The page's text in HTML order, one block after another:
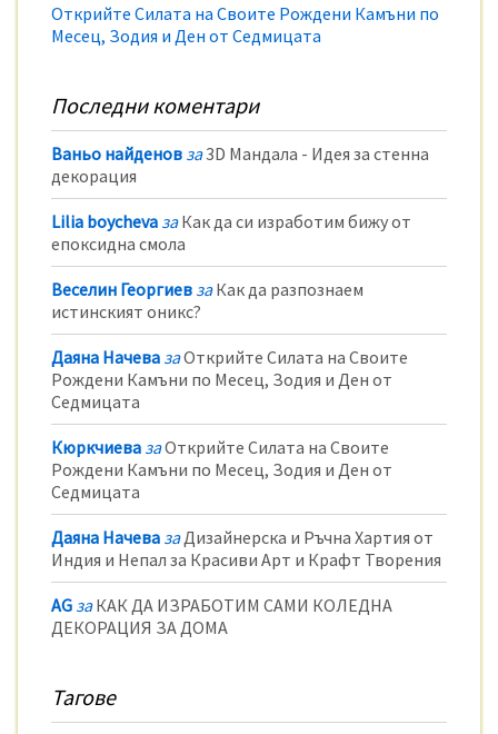
Открийте Силата на Своите Рождени Камъни по
Месец, Зодия и Ден от Седмицата
Последни коментари
Ваньо найденов за3D Мандала - Идея за стенна
декорация
Lilia boycheva за Как да си изработим бижу от
епоксидна смола
Веселин Георгиев за Как да разпознаем
истинският оникс?
Даяна Начева заОткрийте Силата на Своите
Рождени Камъни по Месец, Зодия и Ден от
Седмицата
Кюркчиева заОткрийте Силата на Своите
Рождени Камъни по Месец, Зодия и Ден от
Седмицата
Даяна Начева за Дизайнерска и Ръчна Хартия от
Индия и Непал за Красиви Арт и Крафт Творения
AG за КАК ДА ИЗРАБОТИМ САМИ КОЛЕДНА
ДЕКОРАЦИЯ ЗА ДОМА
Тагове